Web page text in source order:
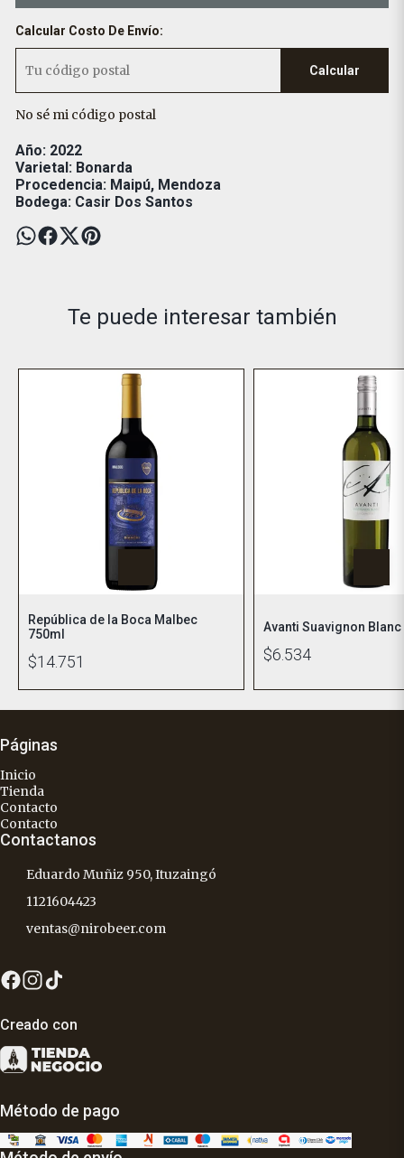
Calcular Costo De Envío:
Calcular
No sé mi código postal
Año: 2022
Varietal: Bonarda
Procedencia: Maipú, Mendoza
Bodega: Casir Dos Santos
Te puede interesar también
República de la Boca Malbec
750ml
$14.751
Avanti Suavignon
$6.534
Páginas
Inicio
Tienda
Contacto
Contacto
Contactanos
Eduardo Muñiz 950, Ituzaingó
1121604423
ventas@nirobeer.com
Creado con
Método de pago